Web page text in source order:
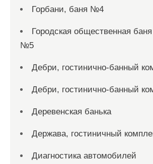
Горбани, баня №4
Городская общественная
№5
Дебри, гостинично-банный
Дебри, гостинично-банный
Деревенская банька
Держава, гостиничный
Диагностика автомобилей